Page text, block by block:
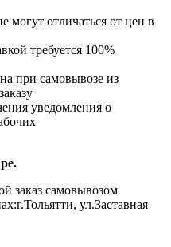
могут отличаться от цен в
требуется 100%
при самовывозе из
уведомления о
заказ самовывозом
ул.Заставная